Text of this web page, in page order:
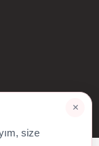
×
size